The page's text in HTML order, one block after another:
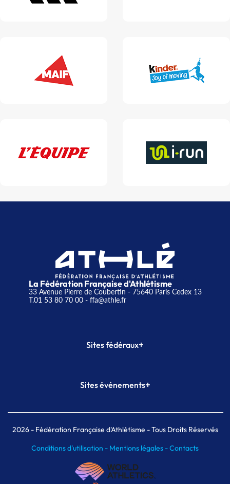
La Fédération Française d'Athlétisme
33 Avenue Pierre de Coubertin - 75640 Paris Cedex 13
T.01 53 80 70 00- ffa@athle.fr
Sites fédéraux+
Plateforme Formation
Sites événements+
Meeting de Paris indoor
MAIF Ekiden de Paris
2026- Fédération Française d'Athlétisme - Tous Droits Réservés
Conditions d'utilisation - Mentions légales -Contacts